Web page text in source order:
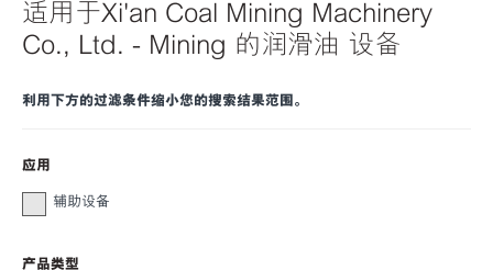
适用于Xi'an Coal Mining Machinery
Co., Ltd. - Mining 的润滑油 设备
利用下方的过滤条件缩小您的搜索结果范围。
应用
辅助设备
产品类型